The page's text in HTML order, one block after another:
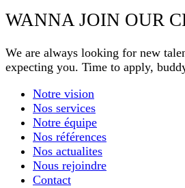
WANNA JOIN OUR
We are always looking for new
expecting you. Time to apply,
Notre vision
Nos services
Notre équipe
Nos références
Nos actualites
Nous rejoindre
Contact